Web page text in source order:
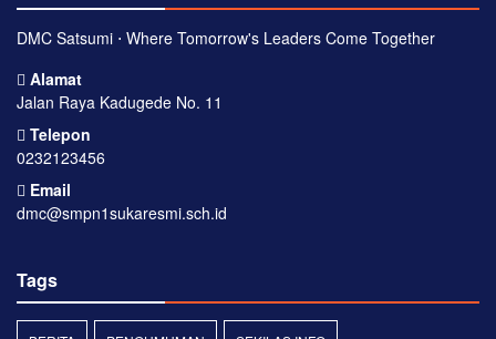
DMC Satsumi ⋅ Where Tomorrow's Leaders Come Together
Alamat
Jalan Raya Kadugede No. 11
Telepon
0232123456
Email
dmc@smpn1sukaresmi.sch.id
Tags